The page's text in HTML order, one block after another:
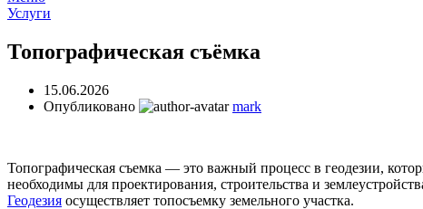
Услуги
Топографическая съёмка
15.06.2026
Опубликовано
mark
Топографическая съемка — это важный процесс в геодезии,
необходимы для проектирования, строительства и
Геодезия осуществляет топосъемку земельного участка.